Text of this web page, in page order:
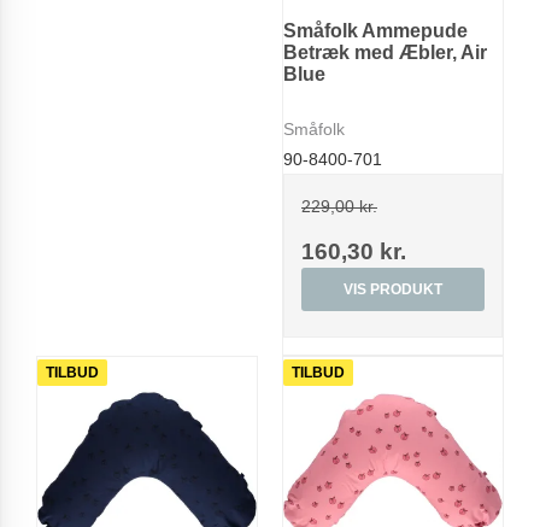
Småfolk Ammepude
Betræk med Æbler, Air
Blue
Småfolk
90-8400-701
229,00 kr.
160,30 kr.
VIS PRODUKT
TILBUD TILBUD